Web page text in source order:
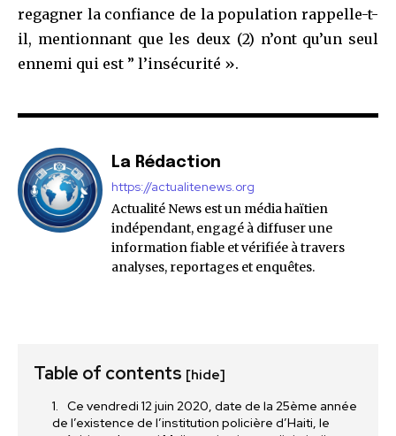
regagner la confiance de la population rappelle-t-
il, mentionnant que les deux (2) n’ont qu’un seul
ennemi qui est ” l’insécurité ».
La Rédaction
https://actualitenews.org
Actualité News est un média haïtien
indépendant, engagé à diffuser une
information fiable et vérifiée à travers
analyses, reportages et enquêtes.
Table of contents [hide]
Ce vendredi 12 juin 2020, date de la 25ème année
de l’existence de l’institution policière d’Haiti, le